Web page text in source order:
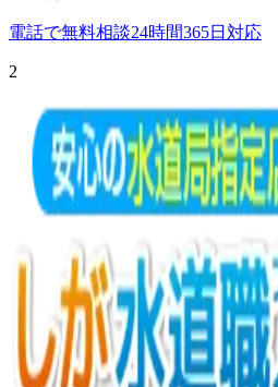
電話で無料相談24時間365日対応
2